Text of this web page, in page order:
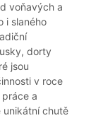
voňavých a
i slaného
dorty
jsou
v roce
a
unikátní chutě